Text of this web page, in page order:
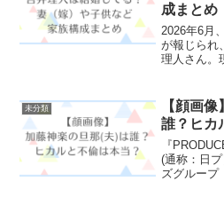
成まとめ
2026年6月
が報じられ
理人さん。
そんな吉
の？」「奥
未分類
【顔画
誰？ヒカ
『
(通称：日
ズグループ